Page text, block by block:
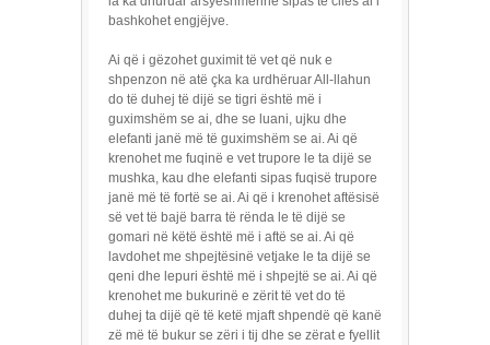
bashkohet engjëjve.
Ai që i gëzohet guximit të vet që nuk e
shpenzon në atë çka ka urdhëruar All-llahun
do të duhej të dijë se tigri është më i
guximshëm se ai, dhe se luani, ujku dhe
elefanti janë më të guximshëm se ai. Ai që
krenohet me fuqinë e vet trupore le ta dijë se
mushka, kau dhe elefanti sipas fuqisë trupore
janë më të fortë se ai. Ai që i krenohet aftësisë
së vet të bajë barra të rënda le të dijë se
gomari në këtë është më i aftë se ai. Ai që
lavdohet me shpejtësinë vetjake le ta dijë se
qeni dhe lepuri është më i shpejtë se ai. Ai që
krenohet me bukurinë e zërit të vet do të
duhej ta dijë që të ketë mjaft shpendë që kanë
zë më të bukur se zëri i tij dhe se zërat e fyellit